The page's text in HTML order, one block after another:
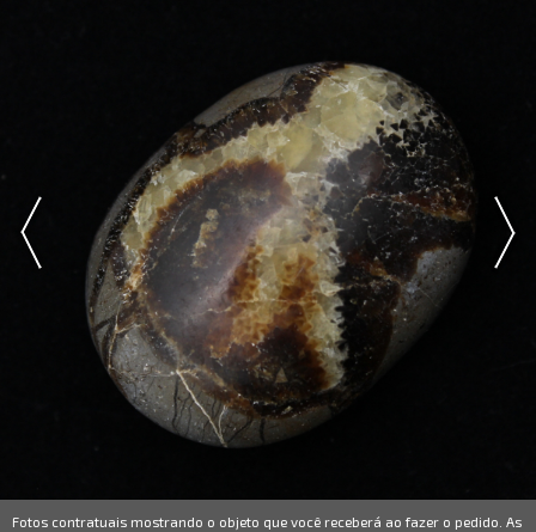
Fotos contratuais mostrando o objeto que você receberá ao fazer o pedido. As